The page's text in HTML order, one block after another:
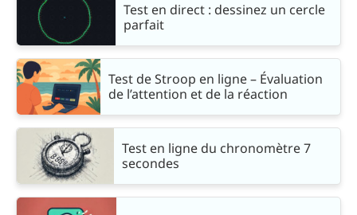
Test en direct : dessinez un cercle
parfait
Test de Stroop en ligne – Évaluation
de l’attention et de la réaction
Test en ligne du chronomètre 7
secondes